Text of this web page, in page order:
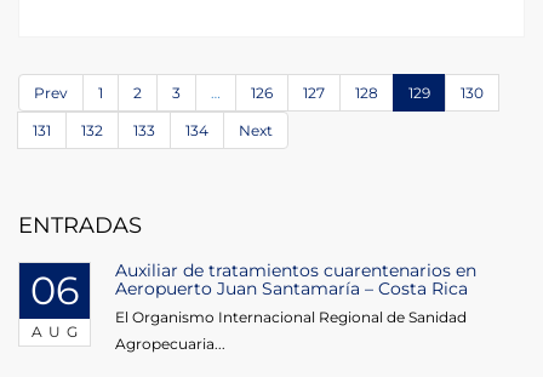
Prev 1 2 3 … 126 127 128 129 130
131 132 133 134 Next
ENTRADAS
06
AUG
Auxiliar de tratamientos cuarentenarios en
Aeropuerto Juan Santamaría – Costa Rica
El Organismo Internacional Regional de Sanidad
Agropecuaria...